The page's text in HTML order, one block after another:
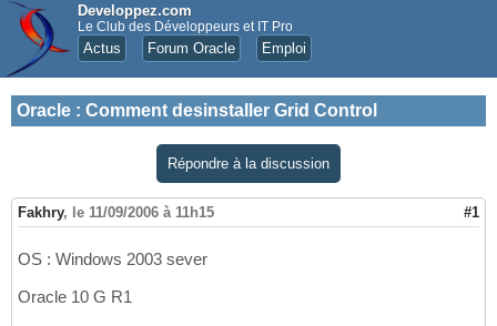
Developpez.com
Le Club des Développeurs et IT Pro
Actus Forum Oracle Emploi
Oracle : Comment desinstaller Grid Control
Répondre à la discussion
Fakhry, le 11/09/2006 à 11h15 #1
OS : Windows 2003 sever
Oracle 10 G R1